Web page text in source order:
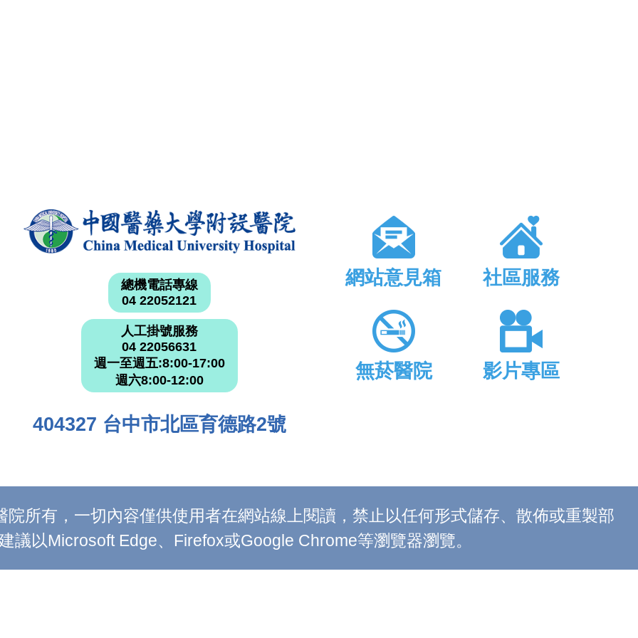
總機電話專線
04 22052121
人工掛號服務
04 22056631
週一至週五:8:00-17:00
週六8:00-12:00
404327 台中市北區育德路2號
網站意見箱 社區服務
無菸醫院 影片專區
所有，一切內容僅供使用者在網站線上閱讀，禁止以任何形式儲存、散佈或重製部
議以Microsoft Edge、Firefox或Google Chrome等瀏覽器瀏覽。